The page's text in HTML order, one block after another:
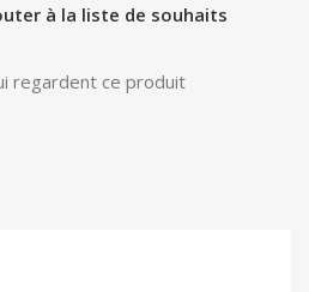
à la liste de souhaits
regardent ce produit